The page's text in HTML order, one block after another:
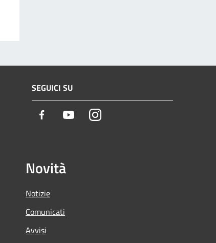
SEGUICI SU
Facebook YoutubeInstagram
Novità
Notizie
Comunicati
Avvisi